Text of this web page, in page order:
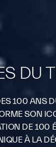
DU
100 ANS
SON
DE 100
À LA